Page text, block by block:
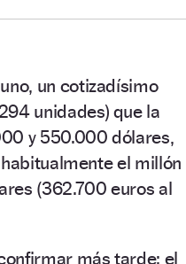
un cotizadísimo
unidades) que la
y 550.000 dólares,
el millón
(362.700 euros al
más tarde: el